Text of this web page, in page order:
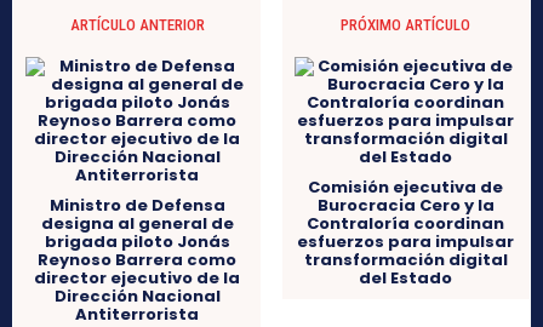
ARTÍCULO ANTERIOR
Ministro de Defensa
designa al general de
brigada piloto Jonás
Reynoso Barrera como
director ejecutivo de la
Dirección Nacional
Antiterrorista
PRÓXIMO ARTÍCULO
Comisión ejecutiva de
Burocracia Cero y la
Contraloría coordinan
esfuerzos para impulsar
transformación digital
del Estado